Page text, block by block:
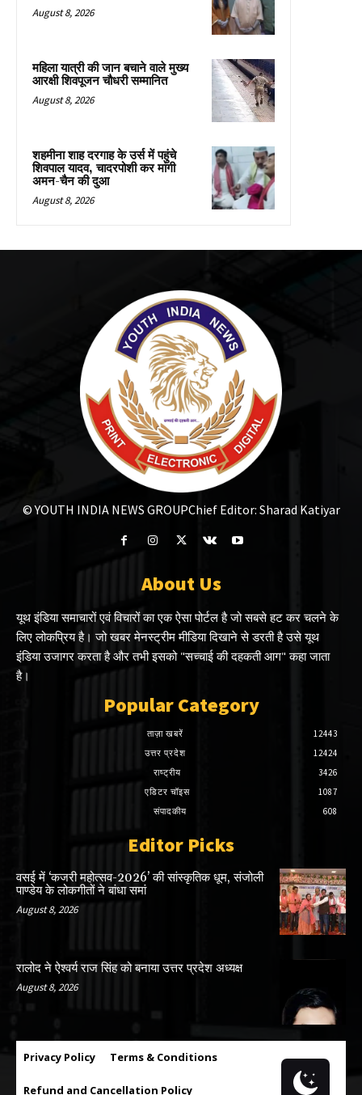
August 8, 2026
महिला यात्री की जान बचाने वाले मुख्य
आरक्षी शिवपूजन चौधरी सम्मानित
August 8, 2026
शहमीना शाह दरगाह के उर्स में पहुंचे
शिवपाल यादव, चादरपोशी कर मांगी
अमन-चैन की दुआ
August 8, 2026
© YOUTH INDIA NEWS GROUPChief Editor: Sharad Katiyar
About Us
यूथ इंडिया समाचारों एवं विचारों का एक ऐसा पोर्टल है जो सबसे हट कर चलने के
लिए लोकप्रिय है। जो खबर मेनस्ट्रीम मीडिया दिखाने से डरती है उसे यूथ
इंडिया उजागर करता है और तभी इसको "सच्चाई की दहकती आग" कहा जाता
है।
Popular Category
ताज़ा खबरें
12443
उत्तर प्रदेश
12424
राष्ट्रीय
3426
एडिटर चॉइस
1087
संपादकीय
608
Editor Picks
वसई में ‘कजरी महोत्सव-2026’ की सांस्कृतिक धूम, संजोली
पाण्डेय के लोकगीतों ने बांधा समां
August 8, 2026
रालोद ने ऐश्वर्य राज सिंह को बनाया उत्तर प्रदेश अध्यक्ष
August 8, 2026
Privacy Policy Terms & Conditions
Refund and Cancellation Policy